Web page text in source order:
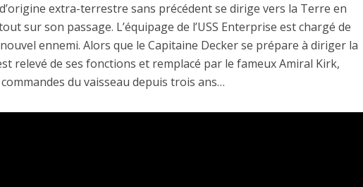
extra-terrestre sans précédent se dirige vers la Terre en
sur son passage. L’équipage de l’USS Enterprise est chargé de
ennemi. Alors que le Capitaine Decker se prépare à diriger la
relevé de ses fonctions et remplacé par le fameux Amiral Kirk,
du vaisseau depuis trois ans…